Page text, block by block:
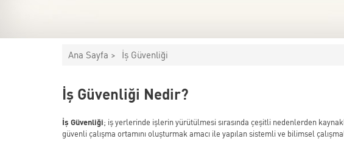
Ana Sayfa > İş Güvenliği
İş Güvenliği Nedir?
İş Güvenliği; iş yerlerinde işlerin yürütülmesi sırasında çeşitli nedenlerden
güvenli çalışma ortamını oluşturmak amacı ile yapılan sistemli ve bilimsel